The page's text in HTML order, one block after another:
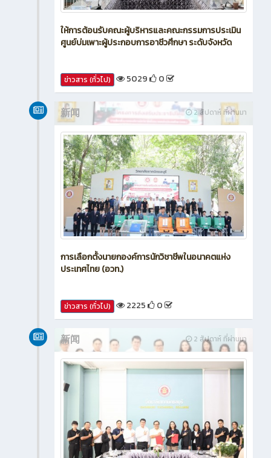
ให้การต้อนรับคณะผู้บริหารและคณะกรรมการประเมิน
ศูนย์บ่มเพาะผู้ประกอบการอาชีวศึกษา ระดับจังหวัด
ข่าวสาร (ทั่วไป) 5029 0
2 สัปดาห์ ที่ผ่านมา
新闻
การเลือกตั้งนายกองค์การนักวิชาชีพในอนาคตแห่ง
ประเทศไทย (อวท.)
ข่าวสาร (ทั่วไป) 2225 0
2 สัปดาห์ ที่ผ่านมา
新闻